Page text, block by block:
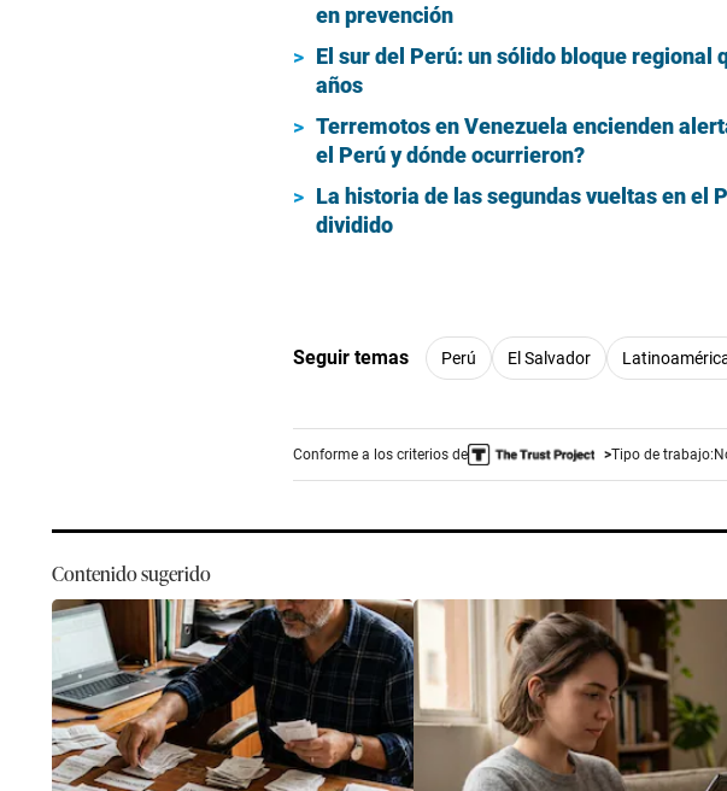
en prevención
El sur del Perú: un sólido bloque regional
años
Terremotos en Venezuela encienden
el Perú y dónde ocurrieron?
La historia de las segundas vueltas en el
dividido
Seguir temas Perú El Salvador
Conforme a los criterios de Tipo de trabajo:
Contenido sugerido